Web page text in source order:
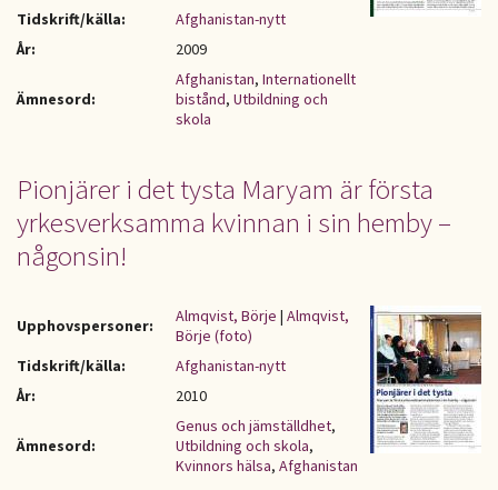
Tidskrift/källa:
Afghanistan-nytt
År:
2009
Ämnesord:
Afghanistan, Internationellt
bistånd, Utbildning och
skola
Pionjärer i det tysta Maryam är första
yrkesverksamma kvinnan i sin hemby –
någonsin!
Upphovspersoner: Almqvist, Börje | Almqvist,
Börje (foto)
Tidskrift/källa:
Afghanistan-nytt
År:
2010
Ämnesord:
Genus och jämställdhet,
Utbildning och skola,
Kvinnors hälsa, Afghanistan